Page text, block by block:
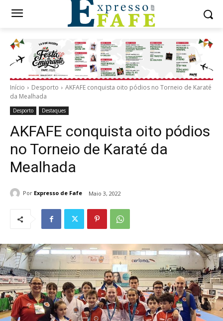
Início Desporto
AKFAFE conquista oito pódios no Torneio de Karaté
da Mealhada
Desporto Destaques
AKFAFE conquista oito pódios
no Torneio de Karaté da
Mealhada
Por Expresso de Fafe Maio 3, 2022